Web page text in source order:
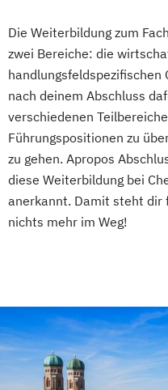
Die Weiterbildung zum
zwei Bereiche: die
nach deinem Abschluss
verschiedenen
Führungspositionen zu
zu gehen. Apropos
diese Weiterbildung bei
anerkannt. Damit steht dir
nichts mehr im Weg!